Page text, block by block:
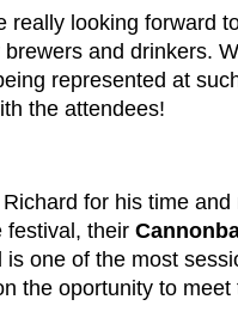
really looking forward
and drinkers.
represented at
the attendees!
for his time
festival, their
is one of the most
the oportunity to